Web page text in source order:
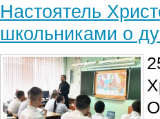
Настоятель
школьниками о